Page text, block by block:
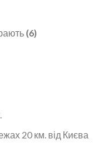
(6)
20 км. від Києва